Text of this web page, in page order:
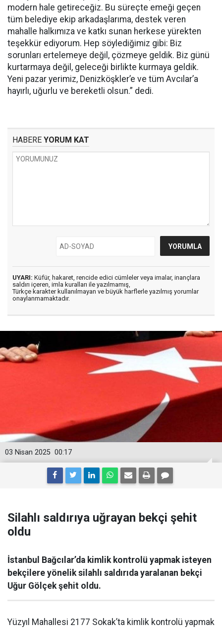
modern hale getireceğiz. Bu süreçte emeği geçen
tüm belediye ekip arkadaşlarıma, destek veren
mahalle halkımıza ve katkı sunan herkese yürekten
teşekkür ediyorum. Hep söylediğimiz gibi: Biz
sorunları ertelemeye değil, çözmeye geldik. Biz günü
kurtarmaya değil, geleceği birlikte kurmaya geldik.
Yeni pazar yerimiz, Denizköşkler’e ve tüm Avcılar’a
hayırlı, uğurlu ve bereketli olsun.” dedi.
HABERE YORUM KAT
UYARI: Küfür, hakaret, rencide edici cümleler veya imalar, inançlara
saldırı içeren, imla kuralları ile yazılmamış,
Türkçe karakter kullanılmayan ve büyük harflerle yazılmış yorumlar
onaylanmamaktadır.
00:17
03 Nisan 2025
Silahlı saldırıya uğrayan bekçi şehit
oldu
İstanbul Bağcılar’da kimlik kontrolü yapmak isteyen
bekçilere yönelik silahlı saldırıda yaralanan bekçi
Uğur Gölçek şehit oldu.
Yüzyıl Mahallesi 2177 Sokak’ta kimlik kontrolü yapmak